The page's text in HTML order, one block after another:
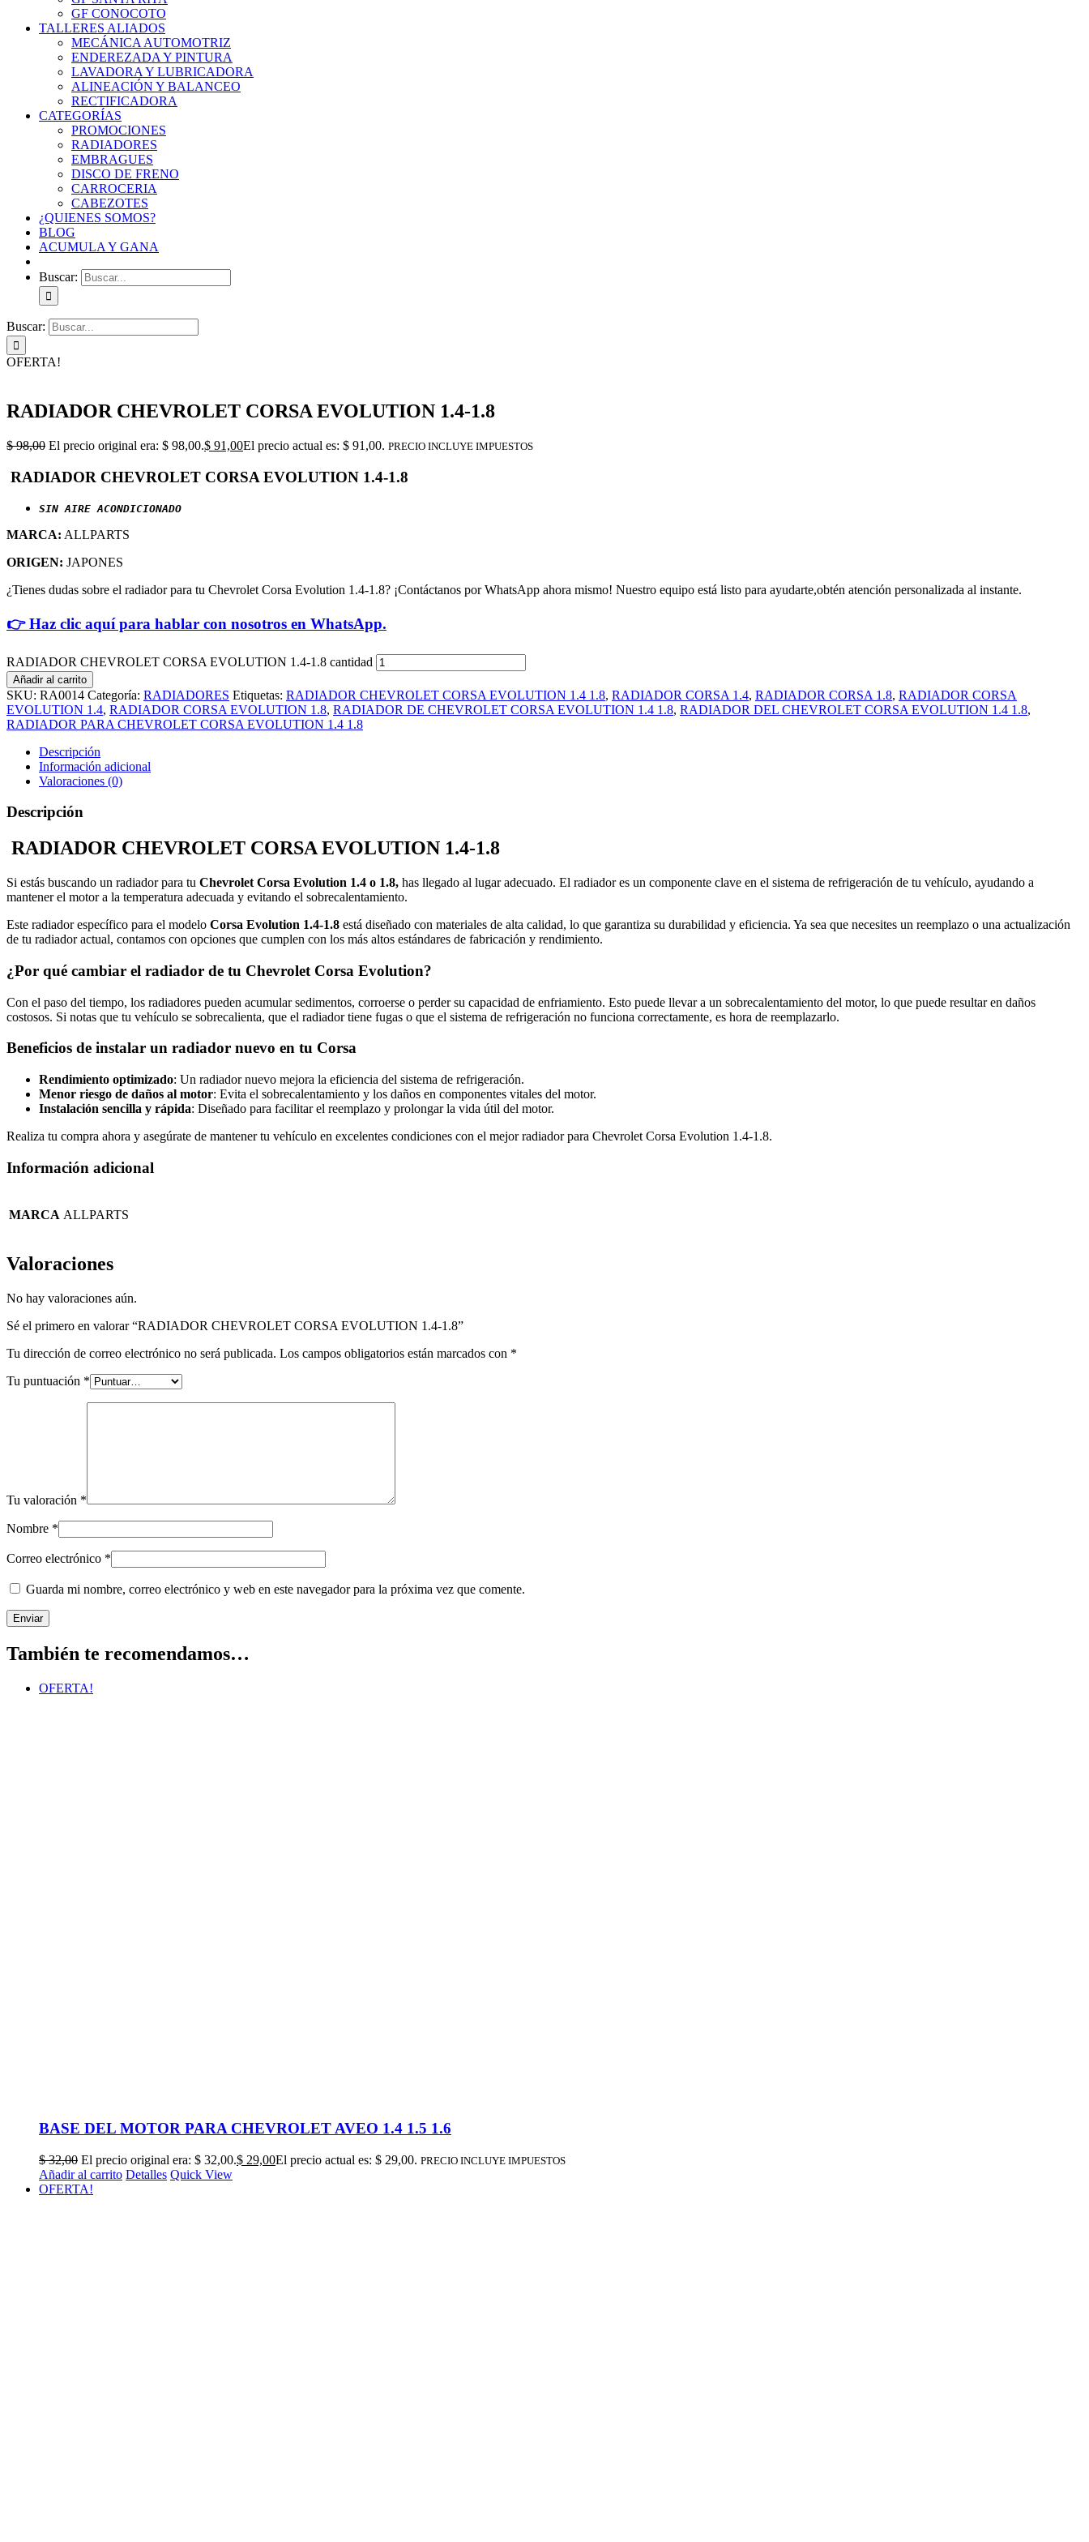
GF CONOCOTO
TALLERES ALIADOS
MECÁNICA AUTOMOTRIZ
ENDEREZADA Y PINTURA
LAVADORA Y LUBRICADORA
ALINEACIÓN Y BALANCEO
RECTIFICADORA
CATEGORÍAS
PROMOCIONES
RADIADORES
EMBRAGUES
DISCO DE FRENO
CARROCERIA
CABEZOTES
¿QUIENES SOMOS?
BLOG
ACUMULA Y GANA
Buscar:
Buscar:
OFERTA!
RADIADOR CHEVROLET CORSA EVOLUTION 1.4-1.8
$98,00 El precio original era: $ 98,00.$ 91,00El precio actual es: $ 91,00. PRECIO INCLUYE IMPUESTOS
RADIADOR CHEVROLET CORSA EVOLUTION 1.4-1.8
SIN AIRE ACONDICIONADO
MARCA: ALLPARTS
ORIGEN: JAPONES
¿Tienes dudas sobre el radiador para tu Chevrolet Corsa Evolution 1.4-1.8? ¡Contáctanos por WhatsApp ahora mismo! Nuestro equipo está listo para ayudarte,obtén atención personalizada al instante.
👉 Haz clic aquí para hablar con nosotros en WhatsApp.
RADIADOR CHEVROLET CORSA EVOLUTION 1.4-1.8 cantidad
Añadir al carrito
SKU: RA0014 Categoría: RADIADORES Etiquetas: RADIADOR CHEVROLET CORSA EVOLUTION 1.4 1.8, RADIADOR CORSA 1.4, RADIADOR CORSA 1.8, RADIADOR CORSA
EVOLUTION 1.4, RADIADOR CORSA EVOLUTION 1.8, RADIADOR DE CHEVROLET CORSA EVOLUTION 1.4 1.8, RADIADOR DEL CHEVROLET CORSA EVOLUTION 1.4 1.8,
RADIADOR PARA CHEVROLET CORSA EVOLUTION 1.4 1.8
Descripción
Información adicional
Valoraciones (0)
Descripción
RADIADOR CHEVROLET CORSA EVOLUTION 1.4-1.8
Si estás buscando un radiador para tu Chevrolet Corsa Evolution 1.4 o 1.8, has llegado al lugar adecuado. El radiador es un componente clave en el sistema de refrigeración de tu vehículo, ayudando a
mantener el motor a la temperatura adecuada y evitando el sobrecalentamiento.
Este radiador específico para el modelo Corsa Evolution 1.4-1.8 está diseñado con materiales de alta calidad, lo que garantiza su durabilidad y eficiencia. Ya sea que necesites un reemplazo o una actualización
de tu radiador actual, contamos con opciones que cumplen con los más altos estándares de fabricación y rendimiento.
¿Por qué cambiar el radiador de tu Chevrolet Corsa Evolution?
Con el paso del tiempo, los radiadores pueden acumular sedimentos, corroerse o perder su capacidad de enfriamiento. Esto puede llevar a un sobrecalentamiento del motor, lo que puede resultar en daños
costosos. Si notas que tu vehículo se sobrecalienta, que el radiador tiene fugas o que el sistema de refrigeración no funciona correctamente, es hora de reemplazarlo.
Beneficios de instalar un radiador nuevo en tu Corsa
Rendimiento optimizado: Un radiador nuevo mejora la eficiencia del sistema de refrigeración.
Menor riesgo de daños al motor: Evita el sobrecalentamiento y los daños en componentes vitales del motor.
Instalación sencilla y rápida: Diseñado para facilitar el reemplazo y prolongar la vida útil del motor.
Realiza tu compra ahora y asegúrate de mantener tu vehículo en excelentes condiciones con el mejor radiador para Chevrolet Corsa Evolution 1.4-1.8.
Información adicional
MARCA ALLPARTS
Valoraciones
No hay valoraciones aún.
Sé el primero en valorar “RADIADOR CHEVROLET CORSA EVOLUTION 1.4-1.8”
Tu dirección de correo electrónico no será publicada. Los campos obligatorios están marcados con *
Tu puntuación *
Tu valoración *
Nombre *
Correo electrónico *
Guarda mi nombre, correo electrónico y web en este navegador para la próxima vez que comente.
También te recomendamos…
OFERTA!
BASE DEL MOTOR PARA CHEVROLET AVEO 1.4 1.5 1.6
$32,00 El precio original era: $ 32,00.$ 29,00El precio actual es: $ 29,00. PRECIO INCLUYE IMPUESTOS
Añadir al carrito Detalles Quick View
OFERTA!